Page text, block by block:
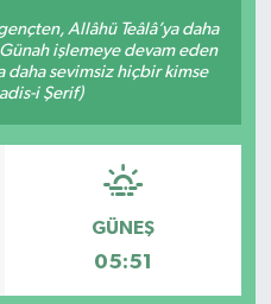
Allâhü Teâlâ’ya daha
işlemeye devam eden
daha sevimsiz hiçbir kimse
i Şerif)
GÜNEŞ
05:51